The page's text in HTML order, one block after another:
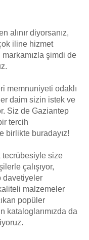
alınır diyorsanız,
iline hizmet
şimdi de
memnuniyeti odaklı
daim sizin istek ve
Siz de Gaziantep
tercih
birlikte buradayız!
tecrübesiyle size
çalışıyor,
davetiyeler
malzemeler
popüler
kataloglarımızda da